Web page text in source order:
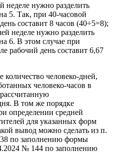
неделе нужно разделить
5. Так, при 40‑часовой
составит 8 часов (40÷5=8);
неделе нужно разделить
6. В этом случае при
рабочий день составит 6,67
человеко‑дней,
человеко‑часов в
В том же порядке
определении средней
для указанных форм
вывод можно сделать из п.
по заполнению формы
№ 144 по заполнению